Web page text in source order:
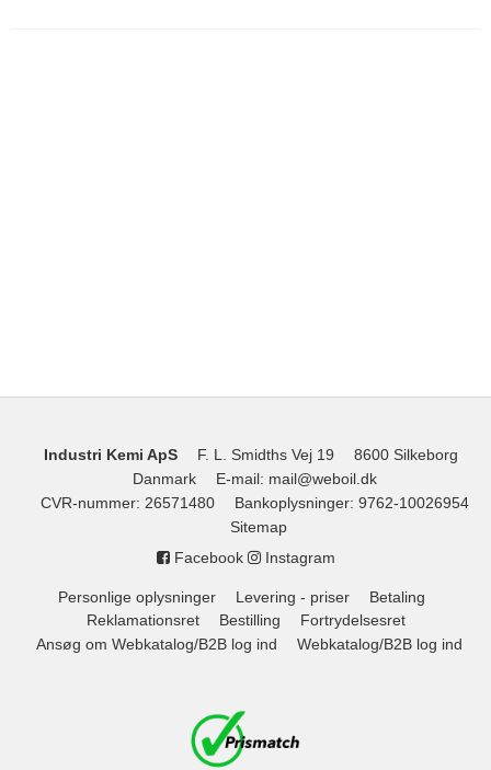
Industri Kemi ApS F. L. Smidths Vej 19
8600 Silkeborg
Danmark
E-mail: mail@weboil.dk
CVR-nummer: 26571480 Bankoplysninger: 9762-10026954
Sitemap
Facebook
Instagram
Personlige oplysninger Levering - priser
Betaling
Reklamationsret
Bestilling
Fortrydelsesret
Ansøg om Webkatalog/B2B log ind
Webkatalog/B2B log ind